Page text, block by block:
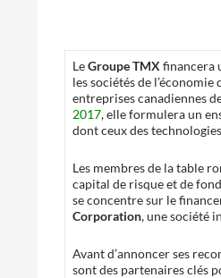
LeGroupe TMX financera
les sociétés de l’économie
entreprises canadiennes
2017, elle formulera un
dont ceux des
Les membres de la table
capital de risque et de
se concentre sur le
Corporation, une société
Avant d’annoncer ses
sont des partenaires clés